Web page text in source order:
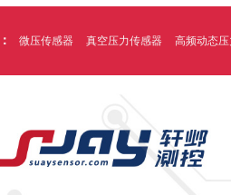
微压传感器 真空压力传感器 高频动态